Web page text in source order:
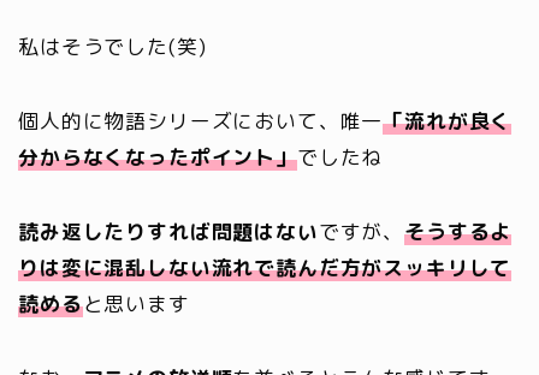
私はそうでした(笑)
個人的に物語シリーズにおいて、唯一「流れが良く
分からなくなったポイント」でしたね
読み返したりすれば問題はないですが、そうするよ
りは変に混乱しない流れで読んだ方がスッキリして
読めると思います